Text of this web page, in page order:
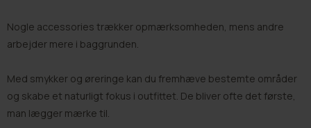
Nogle accessories trækker opmærksomheden, mens andre
arbejder mere i baggrunden.
Med smykker og øreringe kan du fremhæve bestemte områder
og skabe et naturligt fokus i outfittet. De bliver ofte det første,
man lægger mærke til.